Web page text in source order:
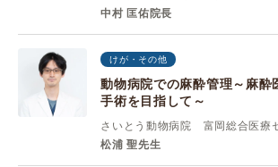
中村 匡佑院長
けが・その他
動物病院での麻酔管理～麻酔
手術を目指して～
さいとう動物病院 富岡総合医療
松浦 聖先生